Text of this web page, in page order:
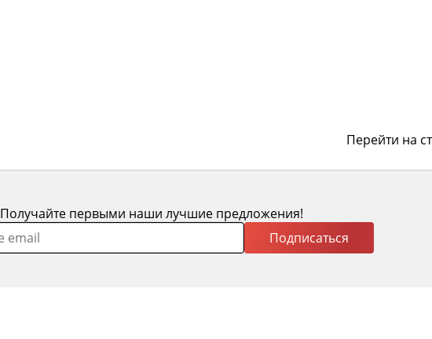
Перейти на
Получайте первыми наши лучшие предложения!
Подписаться